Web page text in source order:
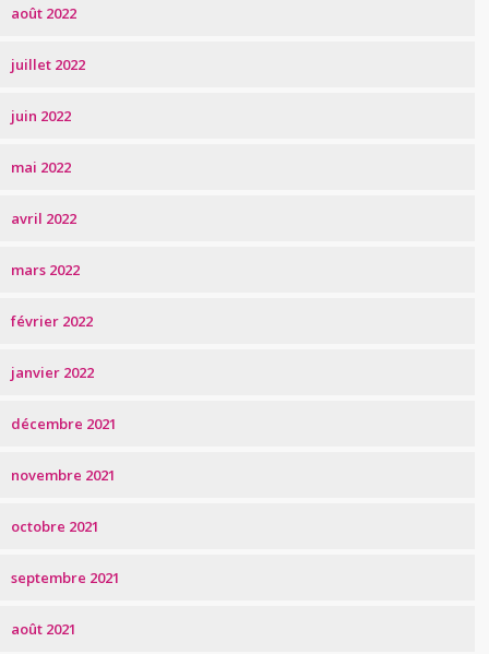
août 2022
juillet 2022
juin 2022
mai 2022
avril 2022
mars 2022
février 2022
janvier 2022
décembre 2021
novembre 2021
octobre 2021
septembre 2021
août 2021